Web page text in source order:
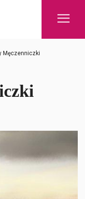
Męczenniczki